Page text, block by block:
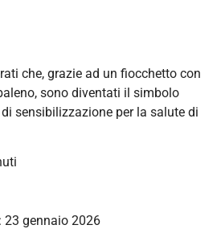
che, grazie ad un fiocchetto con
sono diventati il simbolo
sensibilizzazione per la salute di
: 23 gennaio 2026